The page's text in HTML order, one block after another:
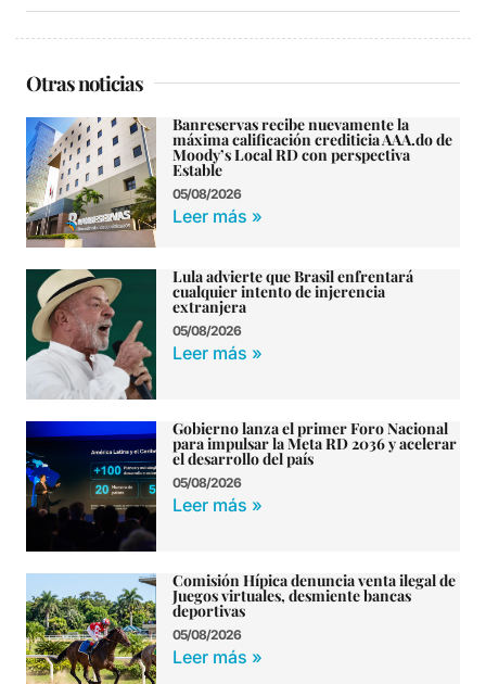
Otras noticias
Banreservas recibe nuevamente la
máxima calificación crediticia AAA.do de
Moody’s Local RD con perspectiva
Estable
05/08/2026
Leer más »
Lula advierte que Brasil enfrentará
cualquier intento de injerencia
extranjera
05/08/2026
Leer más »
Gobierno lanza el primer Foro Nacional
para impulsar la Meta RD 2036 y acelerar
el desarrollo del país
05/08/2026
Leer más »
Comisión Hípica denuncia venta ilegal de
Juegos virtuales, desmiente bancas
deportivas
05/08/2026
Leer más »